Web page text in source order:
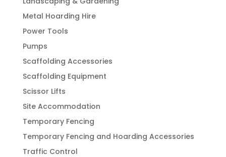
Metal Hoarding Hire
Power Tools
Pumps
Scaffolding Accessories
Scaffolding Equipment
Scissor Lifts
Site Accommodation
Temporary Fencing
Temporary Fencing and Hoarding Accessories
Traffic Control